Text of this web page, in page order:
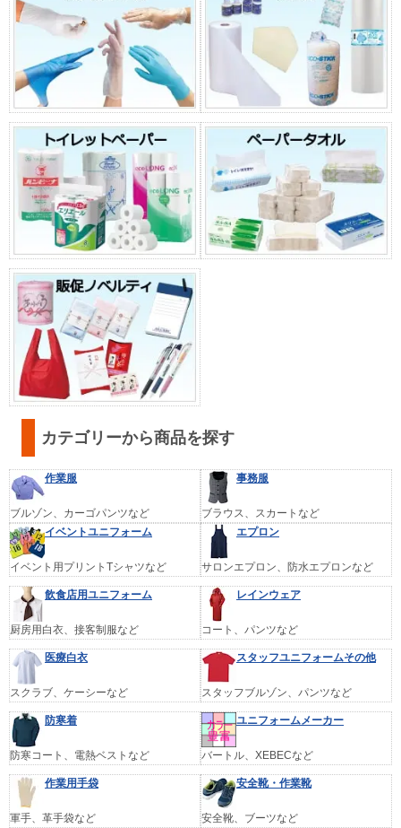
カテゴリーから商品を探す
作業服
ブルゾン、カーゴパンツなど
事務服
ブラウス、スカートなど
イベントユニフォーム
イベント用プリントTシャツなど
エプロン
サロンエプロン、防水エプロンなど
飲食店用ユニフォーム
厨房用白衣、接客制服など
レインウェア
コート、パンツなど
医療白衣
スクラブ、ケーシーなど
スタッフユニフォームその他
スタッフブルゾン、パンツなど
防寒着
防寒コート、電熱ベストなど
ユニフォームメーカー
バートル、XEBECなど
作業用手袋
軍手、革手袋など
安全靴・作業靴
安全靴、ブーツなど